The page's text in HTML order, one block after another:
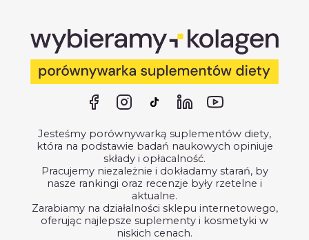
Jesteśmy porównywarką suplementów diety,
która na podstawie badań naukowych opiniuje
składy i opłacalność.
Pracujemy niezależnie i dokładamy starań, by
nasze rankingi oraz recenzje były rzetelne i
aktualne.
Zarabiamy na działalności sklepu internetowego,
oferując najlepsze suplementy i kosmetyki w
niskich cenach.